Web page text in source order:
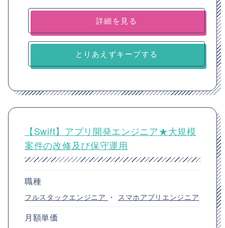
詳細を見る
とりあえずキープする
【Swift】アプリ開発エンジニア★大規模
案件の改修及び保守運用
職種
フルスタックエンジニア ・ スマホアプリエンジニア
月額単価